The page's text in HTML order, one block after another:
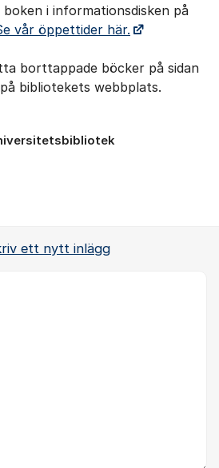
i informationsdisken på
vår öppettider här.
borttappade böcker på sidan
på bibliotekets webbplats.
ett nytt inlägg